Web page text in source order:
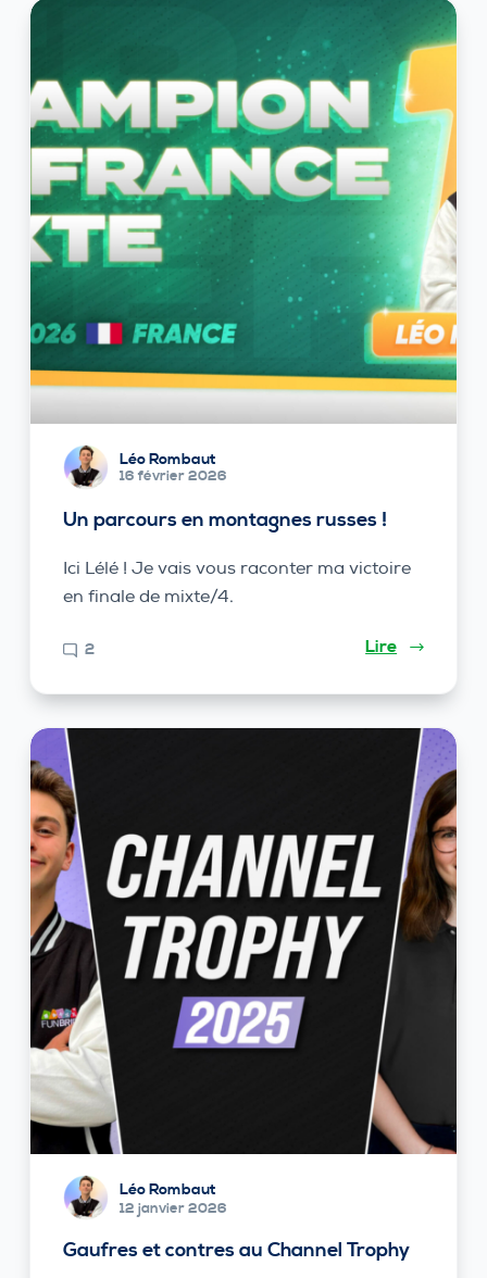
Léo Rombaut
16 février 2026
Un parcours en montagnes russes !
Ici Lélé ! Je vais vous raconter ma victoire
en finale de mixte/4.
2 Lire
Léo Rombaut
12 janvier 2026
Gaufres et contres au Channel Trophy